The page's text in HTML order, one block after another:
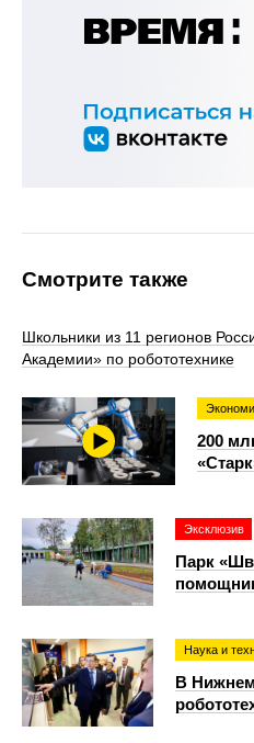
Смотрите также
Школьники из 11 регионов
Академии» по робототехнике
200
Эксклюзив
Парк
Наука и
В